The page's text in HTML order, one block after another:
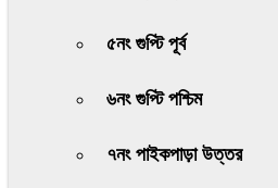
৫নং গুপ্টি পূর্ব
৬নং গুপ্টি পশ্চিম
৭নং পাইকপাড়া উত্তর